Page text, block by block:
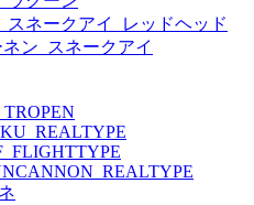
スネークアイ_レッドヘッド
ン_スネークアイ